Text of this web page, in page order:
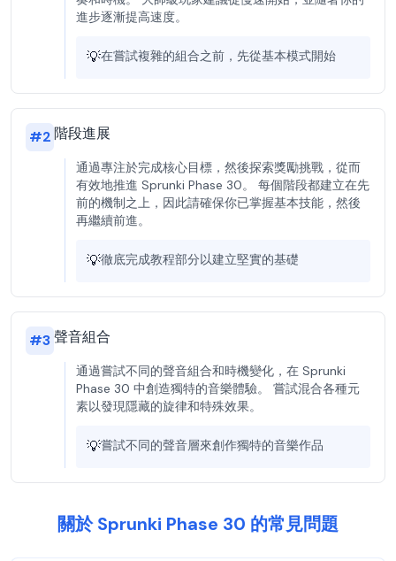
進步逐漸提高速度。
💡在嘗試複雜的組合之前，先從基本模式開始
#2階段進展
通過專注於完成核心目標，然後探索獎勵挑戰，從而
有效地推進 Sprunki Phase 30。 每個階段都建立在先
前的機制之上，因此請確保你已掌握基本技能，然後
再繼續前進。
💡徹底完成教程部分以建立堅實的基礎
#3聲音組合
通過嘗試不同的聲音組合和時機變化，在 Sprunki
Phase 30 中創造獨特的音樂體驗。 嘗試混合各種元
素以發現隱藏的旋律和特殊效果。
💡嘗試不同的聲音層來創作獨特的音樂作品
關於 Sprunki Phase 30 的常見問題